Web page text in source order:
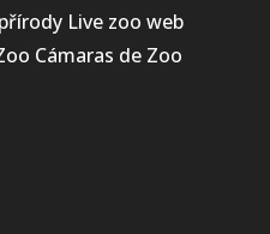
Live zoo web
Cámaras de Zoo